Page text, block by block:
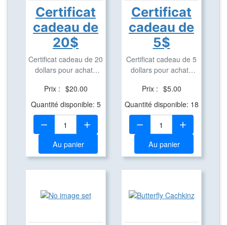
Certificat
cadeau de
20$
Certificat cadeau de 20
dollars pour achats
Prix : $20.00
Quantité disponible: 5
Quantité:
Au panier
Certificat
cadeau de
5$
Certificat cadeau de 5
dollars pour achats
Prix : $5.00
Quantité disponible: 18
Quantité:
Au panier